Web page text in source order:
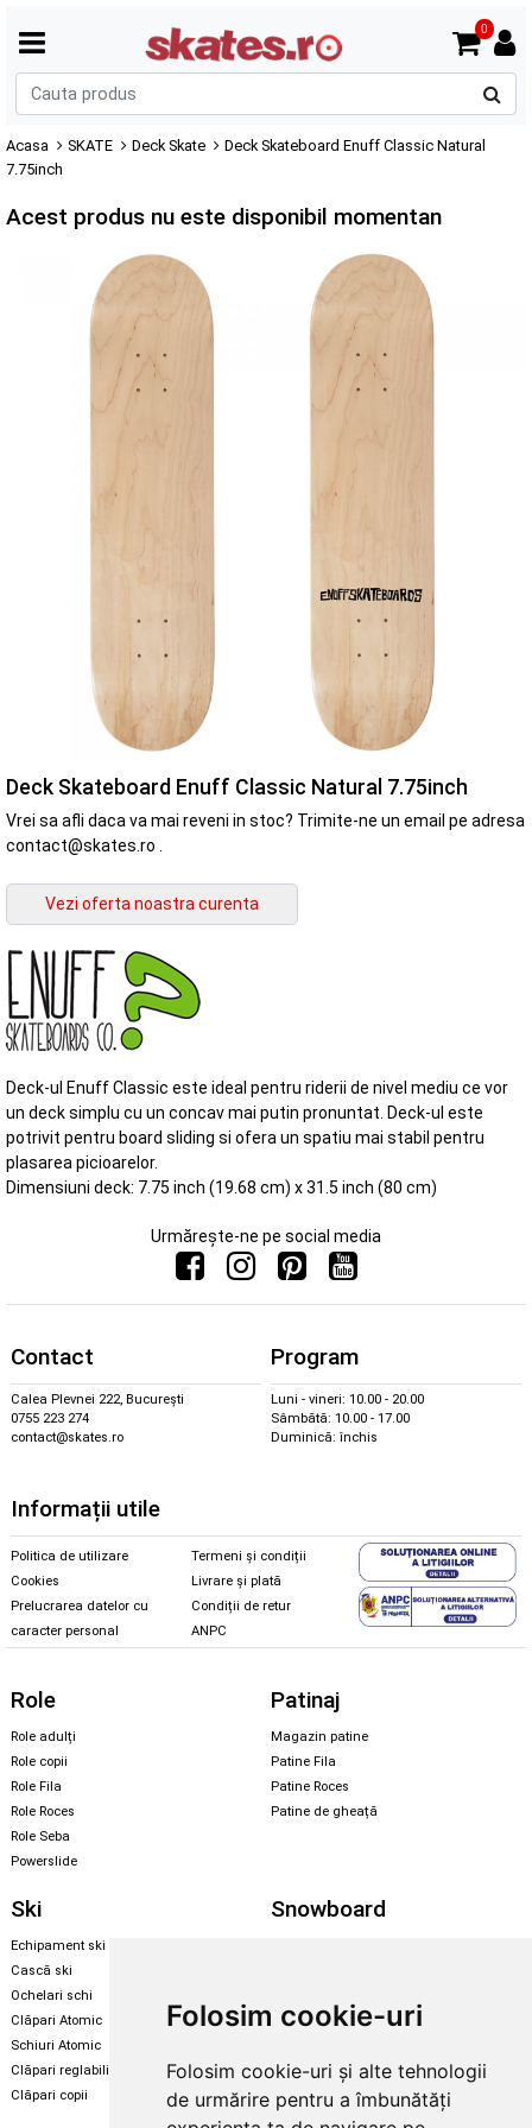
Folosim cookie-uri
Folosim cookie-uri și alte tehnologii
de urmărire pentru a îmbunătăți
0
Acasa SKATE Deck Skate
Deck Skateboard Enuff Classic Natural
7.75inch
Acest produs nu este disponibil momentan
Deck Skateboard Enuff Classic Natural 7.75inch
Vrei sa afli daca va mai reveni in stoc? Trimite-ne un email pe adresa
contact@skates.ro .
Deck-ul Enuff Classic este ideal pentru riderii de nivel mediu ce vor
un deck simplu cu un concav mai putin pronuntat. Deck-ul este
potrivit pentru board sliding si ofera un spatiu mai stabil pentru
plasarea picioarelor.
Dimensiuni deck: 7.75 inch (19.68 cm) x 31.5 inch (80 cm)
Urmărește-ne pe social media
Contact
Calea Plevnei 222, București
0755 223 274
contact@skates.ro
Program
Luni - vineri: 10.00 - 20.00
Sâmbătă: 10.00 - 17.00
Duminică: închis
Informații utile
Politica de utilizare
Cookies
Prelucrarea datelor cu
caracter personal
Termeni și condiții
Livrare și plată
Condiții de retur
ANPC
Role
Role adulți
Role copii
Role Fila
Role Roces
Role Seba
Powerslide
Patinaj
Magazin patine
Patine Fila
Patine Roces
Patine de gheață
Ski
Echipament ski
Cască ski
Ochelari schi
Clăpari Atomic
Schiuri Atomic
Clăpari reglabili
Clăpari copii
Snowboard
Santa Cruz
Enuff Skateboards